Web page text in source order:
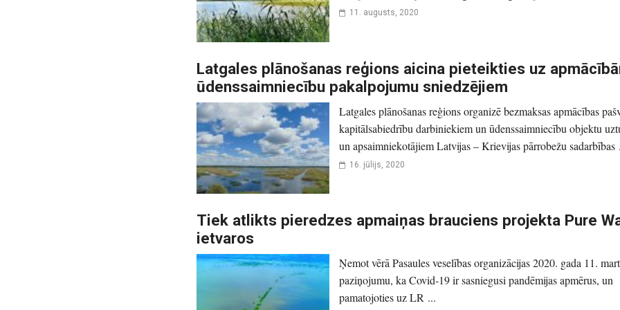
11. augusts, 2020
Latgales plānošanas reģions aicina pieteikties uz
ūdenssaimniecību pakalpojumu sniedzējiem
Latgales plānošanas reģions organizē bezmaksas apmācības
kapitālsabiedrību darbiniekiem un ūdenssaimniecību objektu
un apsaimniekotājiem Latvijas – Krievijas pārrobežu sadarbības
16. jūlijs, 2020
Tiek atlikts pieredzes apmaiņas brauciens projekta Pure
ietvaros
Ņemot vērā Pasaules veselības organizācijas 2020. gada 11.
paziņojumu, ka Covid‑19 ir sasniegusi pandēmijas apmērus, un
pamatojoties uz LR ...